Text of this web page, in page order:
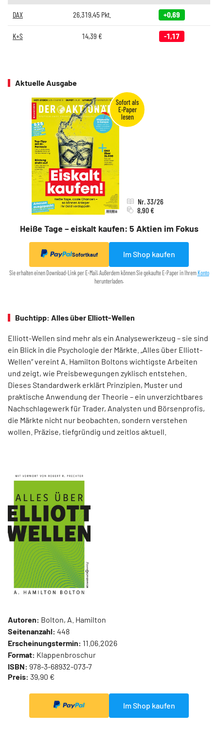
DAX 26.319,45 Pkt. +0,69
K+S 14,39 € -1,17
Aktuelle Ausgabe
Heiße Tage – eiskalt kaufen: 5 Aktien im Fokus
Nr. 33/26
8,90 €
Sofortkauf Im Shop kaufen
Sie erhalten einen Download-Link per E-Mail. Außerdem können Sie gekaufte E-Paper in IhremKonto
herunterladen.
Buchtipp: Alles über Elliott-Wellen
Elliott-Wellen sind mehr als ein Analysewerkzeug – sie sind
ein Blick in die Psychologie der Märkte. „Alles über Elliott-
Wellen“ vereint A. Hamilton Boltons wichtigste Arbeiten
und zeigt, wie Preisbewegungen zyklisch entstehen.
Dieses Standardwerk erklärt Prinzipien, Muster und
praktische Anwendung der Theorie – ein unverzichtbares
Nachschlagewerk für Trader, Analysten und Börsenprofis,
die Märkte nicht nur beobachten, sondern verstehen
wollen. Präzise, tiefgründig und zeitlos aktuell.
Autoren: Bolton, A. Hamilton
Seitenanzahl: 448
Erscheinungstermin: 11.06.2026
Format: Klappenbroschur
ISBN: 978-3-68932-073-7
Preis: 39,90 €
Im Shop kaufen